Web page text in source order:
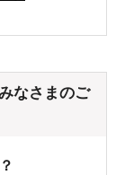
なさまのご